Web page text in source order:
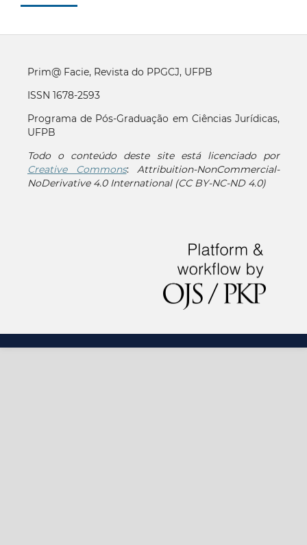
Prim@ Facie, Revista do PPGCJ, UFPB
ISSN 1678-2593
Programa de Pós-Graduação em Ciências Jurídicas,
UFPB
Todo o conteúdo deste site está licenciado por
Creative Commons:Attribuition-NonCommercial-
NoDerivative 4.0 International (CC BY-NC-ND 4.0)